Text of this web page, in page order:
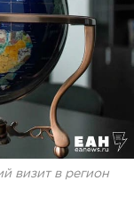
визит в регион